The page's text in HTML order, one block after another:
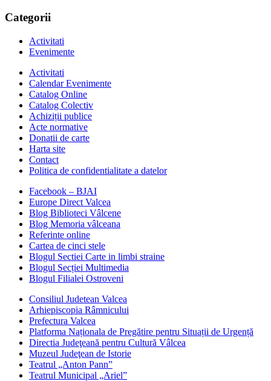
Categorii
Activitati
Evenimente
Activitati
Calendar Evenimente
Catalog Online
Catalog Colectiv
Achiziții publice
Acte normative
Donatii de carte
Harta site
Contact
Politica de confidentialitate a datelor
Facebook – BJAI
Europe Direct Valcea
Blog Biblioteci Vâlcene
Blog Memoria vâlceana
Referinte online
Cartea de cinci stele
Blogul Sectiei Carte in limbi straine
Blogul Secției Multimedia
Blogul Filialei Ostroveni
Consiliul Judetean Valcea
Arhiepiscopia Râmnicului
Prefectura Valcea
Platforma Naționala de Pregătire pentru Situații de Urgență
Directia Judeţeană pentru Cultură Vâlcea
Muzeul Judeţean de Istorie
Teatrul „Anton Pann”
Teatrul Municipal „Ariel”